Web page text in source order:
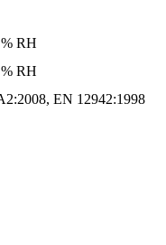
RH
RH
EN 12942:1998